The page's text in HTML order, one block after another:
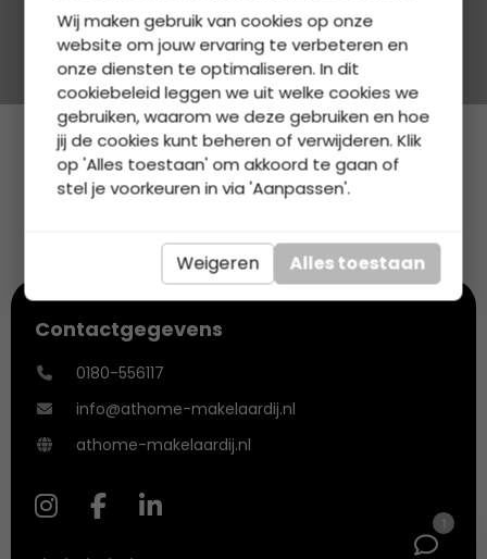
Bekijk ons aanbod
Contactgegevens
0180-556117
info@athome-makelaardij.nl
athome-makelaardij.nl
Wij maken gebruik van cookies op onze
website om jouw ervaring te verbeteren en
onze diensten te optimaliseren. In dit
cookiebeleid leggen we uit welke cookies we
gebruiken, waarom we deze gebruiken en hoe
jij de cookies kunt beheren of verwijderen. Klik
op 'Alles toestaan' om akkoord te gaan of
stel je voorkeuren in via 'Aanpassen'.
Weigeren Alles toestaan
1